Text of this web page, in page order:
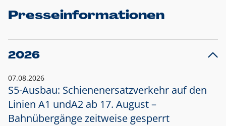
Presseinformationen
2026
07.08.2026
S5-Ausbau: Schienenersatzverkehr auf den
Linien A1 undA2 ab 17. August –
Bahnübergänge zeitweise gesperrt